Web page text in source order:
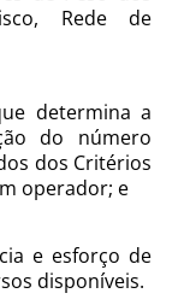
Rede de
determina a
do número
dos Critérios
operador; e
e esforço de
disponíveis.